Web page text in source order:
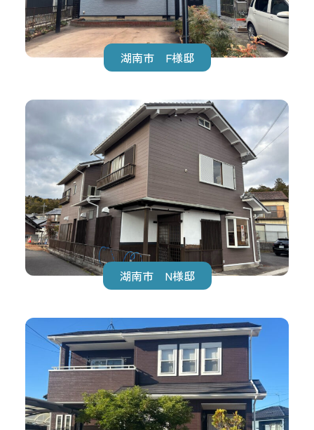
湖南市 F様邸
湖南市 N様邸